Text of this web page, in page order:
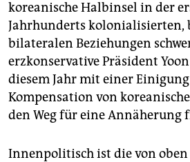
koreanische Halbinsel in der
Jahrhunderts kolonialisierten,
bilateralen Beziehungen
erzkonservative Präsident
diesem Jahr mit einer
Kompensation von
den Weg für eine Annäherung
Innenpolitisch ist die von